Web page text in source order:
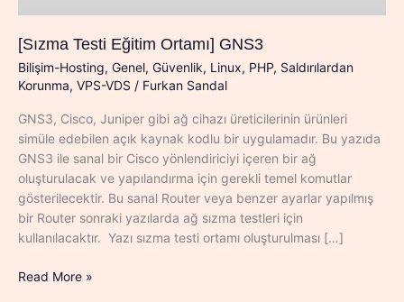
[Sızma Testi Eğitim Ortamı] GNS3
Bilişim-Hosting, Genel, Güvenlik, Linux, PHP, Saldırılardan
Korunma, VPS-VDS / Furkan Sandal
GNS3, Cisco, Juniper gibi ağ cihazı üreticilerinin ürünleri
simüle edebilen açık kaynak kodlu bir uygulamadır. Bu yazıda
GNS3 ile sanal bir Cisco yönlendiriciyi içeren bir ağ
oluşturulacak ve yapılandırma için gerekli temel komutlar
gösterilecektir. Bu sanal Router veya benzer ayarlar yapılmış
bir Router sonraki yazılarda ağ sızma testleri için
kullanılacaktır. Yazı sızma testi ortamı oluşturulması […]
[Sızma
Read More »